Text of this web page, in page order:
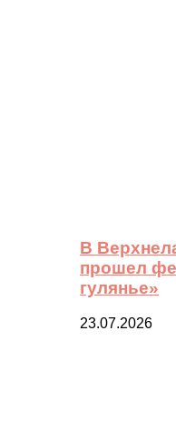
В
прошел
гулянье»
23.07.2026